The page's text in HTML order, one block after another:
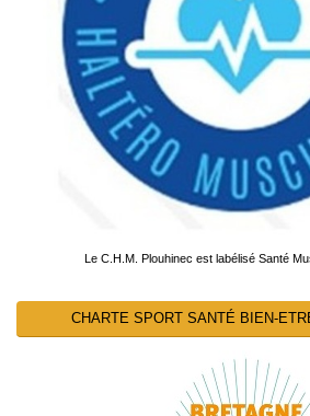
Le C.H.M. Plouhinec est labélisé Santé
CHARTE SPORT SANTÉ BIEN-